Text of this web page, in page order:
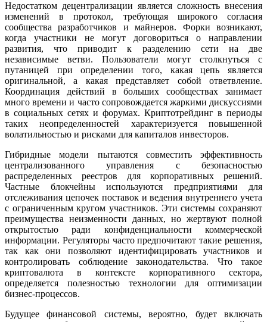
Недостатком децентрализации является сложность внесения
изменений в протокол, требующая широкого согласия
сообщества разработчиков и майнеров. Форки возникают,
когда участники не могут договориться о направлении
развития, что приводит к разделению сети на две
независимые ветви. Пользователи могут столкнуться с
путаницей при определении того, какая цепь является
оригинальной, а какая представляет собой ответвление.
Координация действий в больших сообществах занимает
много времени и часто сопровождается жаркими дискуссиями
в социальных сетях и форумах. Криптотрейдинг в периоды
таких неопределенностей характеризуется повышенной
волатильностью и рисками для капиталов инвесторов.
Гибридные модели пытаются совместить эффективность
централизованного управления с безопасностью
распределенных реестров для корпоративных решений.
Частные блокчейны используются предприятиями для
отслеживания цепочек поставок и ведения внутреннего учета
с ограниченным кругом участников. Эти системы сохраняют
преимущества неизменности данных, но жертвуют полной
открытостью ради конфиденциальности коммерческой
информации. Регуляторы часто предпочитают такие решения,
так как они позволяют идентифицировать участников и
контролировать соблюдение законодательства. Что такое
криптовалюта в контексте корпоративного сектора,
определяется полезностью технологии для оптимизации
бизнес-процессов.
Будущее финансовой системы, вероятно, будет включать